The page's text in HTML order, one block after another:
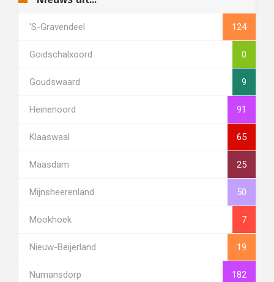
's-Gravendeel 124
Goidschalxoord 0
Goudswaard 9
Heinenoord 91
Klaaswaal 65
Maasdam 25
Mijnsheerenland 50
Mookhoek 7
Nieuw-Beijerland 19
Numansdorp 182